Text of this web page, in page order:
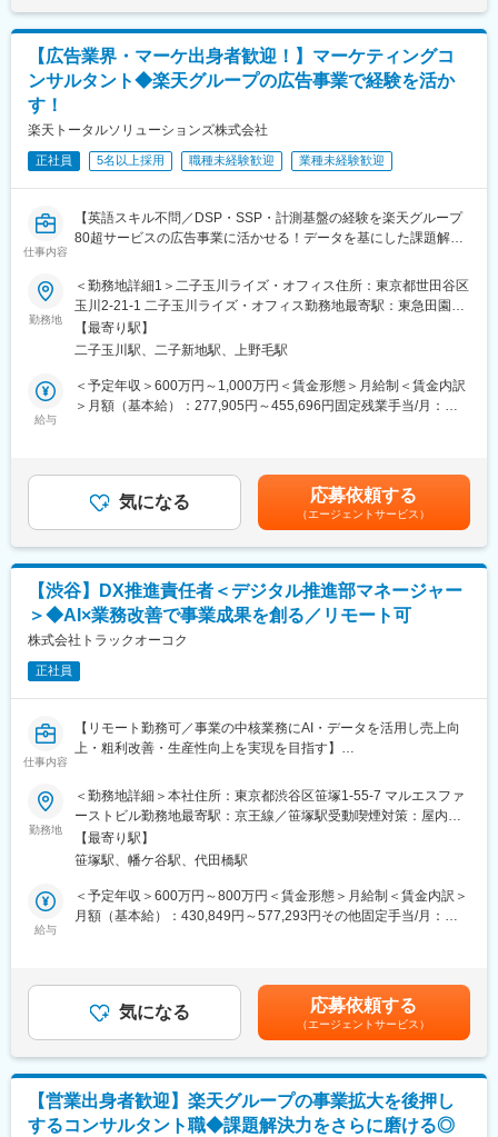
変更の範囲：会社の定める業務
■このポジションの魅力：
◎グループ内案件ならではの意思決定～実行までのスピード感！
停滞感なくPJを前進させることができます。
であらゆるテーマに向き合うことができコンサルタントとしての
◎成果・進捗を適時可視化し評価・FBする文化。ナレッジ・ベス
も取り入れています。
◎コンサル以外のバックグラウンドを持っている方も多数活躍し
が活かされます。
■キャリアパス
・スピード昇格：年功序列ではなく、成果とスキル次第で2～3年
・事業責任者への道：コンサルタントから事業責任者、新規事業
開発担当へのキャリアチェンジ
変更の範囲：会社の定める業務
性があります。月給(月額)は固定手当を含めた表記です。
【広告業界・マーケ出身者歓迎！】マーケティングコ
ンサルタント◆楽天グループの広告事業で経験を活か
す！
楽天トータルソリューションズ株式会社
正社員 5名以上採用 職種未経験歓迎 業種未経験歓迎
仕事内容
【英語スキル不問／DSP・SSP・計測基盤の経験を楽天グループ
80超サービスの広告事業に活かせる！データを基にした課題解決
当社では、楽天グループの80以上の事業と外部企業に対し、戦略
策定からオペレーション実行まで一気通貫のサービスを提供して
います。
今回はコンサルティング事業部の立ち上げに際し、データマーケ
ティングや広告事業、アドテクノロジーの領域で知見をお持ちの
方を歓迎いたします！
これまでのご経験を楽天グループの幅広いサービスで発揮してい
・業務改善支援：現場でのオペレーション改善、マーケティング
施策の戦略実行支援
・クライアント対応：ヒアリング、課題整理、報告書作成
■このポジションの魅力
◇楽天1億超の会員データを活用した独自プロダクト企画に関与で
きます！楽天グループならではの事業基盤・顧客基盤を活かした
プロジェクトに参画できる点で、ダイナミックなマーケティング
を経験できます◎
◇プラットフォーム企画・営業・運用・効果測定まで領域内で幅
広い案件に関わっていただくことが可能です！
◇AIブランドリフト等、業界の次世代を作る最先端テーマにおい
ても、スピーディーかつチャレンジングな楽天グループの風土の
中で挑戦できます！
に関与し、コンサルタントとしてのスキル・経験値を積み重ねな
がら、シニアコンサルタントやディレクターといったキャリアア
ップを長期的に描いていくことが可能です！
・スピード昇格：年功序列ではなく、成果とスキル次第で2～3年
でシニアマネージャーやディレクターへ昇格可能
ティクス、ブランド戦略）や楽天グループ全体への異動も可能
■当社について
当社は2023年2月に設立された楽天グループ100％出資の新会社
で、グループ内外の事業に対し、戦略立案から業務実行、運営、
DX支援までを一手に担う、シェアードサービス＆コンサルティン
グ企業です。
勤務地
＜勤務地詳細1＞二子玉川ライズ・オフィス住所：東京都世田谷区
玉川2-21-1 二子玉川ライズ・オフィス勤務地最寄駅：東急田園都
市、東急大井町線／二子玉川駅受動喫煙対策：屋内喫煙可能場所
あり＜勤務地詳細2＞本社住所：東京都世田谷区玉川1-14-1 楽天
玉川駅受動喫煙対策：屋内全面禁煙変更の範囲：会社の定める事
業所（リモートワーク含む）
【最寄り駅】
二子玉川駅、二子新地駅、上野毛駅
給与
＜予定年収＞600万円～1,000万円＜賃金形態＞月給制＜賃金内訳
＞月額（基本給）：277,905円～455,696円固定残業手当/月：
想定年収は目安であり、ご経験・スキルに応じて上下する可能性
があります。■昇給…年2回 (1月・7月)■賞与…年2回 (6月・12月)
賃金はあくまでも目安の金額であり、選考を通じて上下する可能
性があります。月給(月額)は固定手当を含めた表記です。
気になる 応募依頼する
（エージェントサービス）
【渋谷】DX推進責任者＜デジタル推進部マネージャー
＞◆AI×業務改善で事業成果を創る／リモート可
株式会社トラックオーコク
正社員
仕事内容
【リモート勤務可／事業の中核業務にAI・データを活用し売上向
上・粗利改善・生産性向上を実現を目指す】
■業務概要：
営業・査定・在庫管理・価格決定など事業の中核業務にAI・デー
タを活用し、売上向上・粗利改善・生産性向上を実現するポジシ
ョンです。単なるシステム導入ではなく、経営方針や現場課題を
踏まえながら、業務改革の企画から実装、運用定着、成果創出ま
でを一気通貫で推進していただきます。
・現場ヒアリングおよび課題抽出
・業務整理・業務設計・要件定義
・データ基盤活用の推進
・営業、査定、価格決定業務へのAI実装
・KPI設計および導入効果の検証
勤務地
＜勤務地詳細＞本社住所：東京都渋谷区笹塚1-55-7 マルエスファ
ーストビル勤務地最寄駅：京王線／笹塚駅受動喫煙対策：屋内全
面禁煙変更の範囲：会社の定める事業所（リモートワーク含む）
【最寄り駅】
笹塚駅、幡ケ谷駅、代田橋駅
給与
＜予定年収＞600万円～800万円＜賃金形態＞月給制＜賃金内訳＞
月額（基本給）：430,849円～577,293円その他固定手当/月：
気になる 応募依頼する
（エージェントサービス）
【営業出身者歓迎】楽天グループの事業拡大を後押し
するコンサルタント職◆課題解決力をさらに磨ける◎